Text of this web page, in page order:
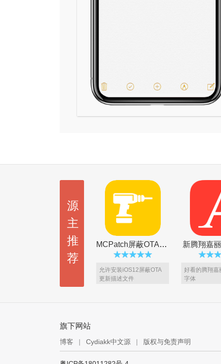
源
主
推
荐
MCPatch屏蔽OTA更新
允许安装iOS12屏蔽OTA
更新描述文件
新腾翔嘉
好看的腾翔嘉
字体
BlackOrs 2 主题 [VIP5专享]
旗下网站
博客 | Cydiakk中文源 | 版权与免责声明